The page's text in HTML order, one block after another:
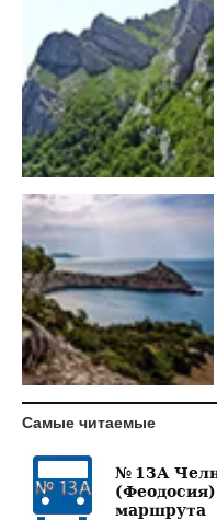
Самые читаемые
№ 13А
маршрута